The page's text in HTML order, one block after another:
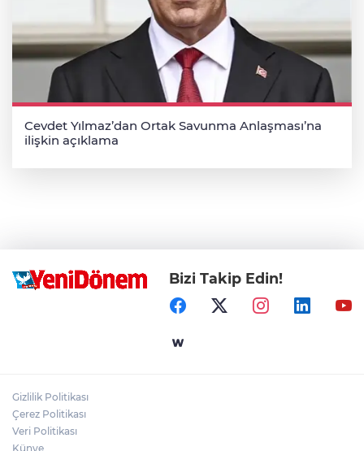
Cevdet Yılmaz’dan Ortak Savunma Anlaşması’na
ilişkin açıklama
Bizi Takip Edin!
Gizlilik Politikası
Çerez Politikası
Veri Politikası
Künye